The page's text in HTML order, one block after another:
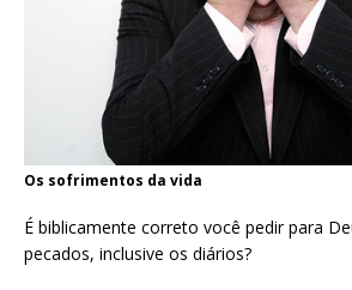
Os sofrimentos da vida
É biblicamente correto você pedir para
pecados, inclusive os diários?